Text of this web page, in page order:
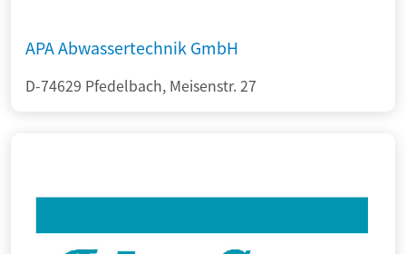
APA Abwassertechnik GmbH
D-74629 Pfedelbach, Meisenstr. 27